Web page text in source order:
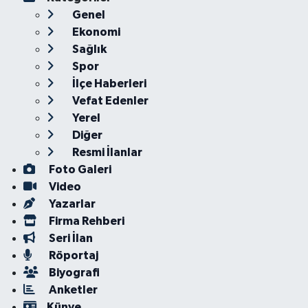
Genel
Ekonomi
Sağlık
Spor
İlçe Haberleri
Vefat Edenler
Yerel
Diğer
Resmi İlanlar
Foto Galeri
Video
Yazarlar
Firma Rehberi
Seri İlan
Röportaj
Biyografi
Anketler